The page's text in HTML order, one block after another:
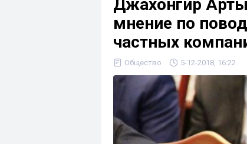
Джахонгир
мнение по
частных
Общество 5-12-2018, 16:22